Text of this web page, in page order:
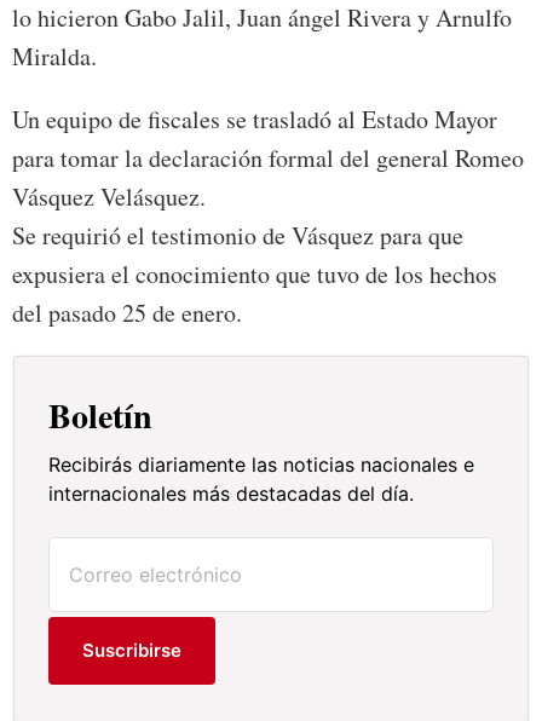
lo hicieron Gabo Jalil, Juan ángel Rivera y Arnulfo
Miralda.
Un equipo de fiscales se trasladó al Estado Mayor
para tomar la declaración formal del general Romeo
Vásquez Velásquez.
Se requirió el testimonio de Vásquez para que
expusiera el conocimiento que tuvo de los hechos
del pasado 25 de enero.
Boletín
Recibirás diariamente las noticias nacionales e
internacionales más destacadas del día.
Suscribirse